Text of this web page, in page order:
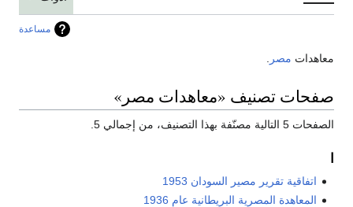
مساعدة
معاهدات مصر
صفحات تصنيف «معاهدات مصر»
الصفحات 5 التالية مصنّفة بهذا التصنيف، من إجمالي 5.
اتفاقية تقرير مصير السودان 1953
المعاهدة المصرية البريطانية عام 1936